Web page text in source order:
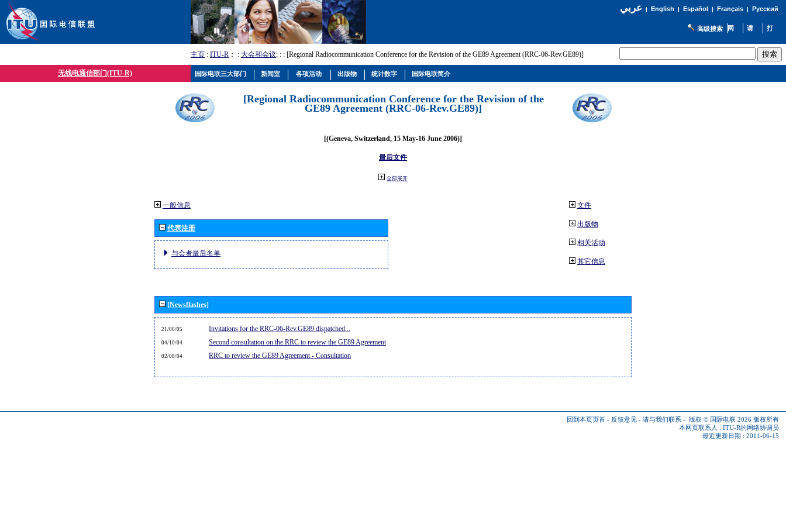
عربي| English | Español | Français| Русский
高级搜索
主页 : ITU-R ； : 大会和会议; : : [Regional Radiocommunication Conference for the Revision of the GE89 Agreement (RRC-06-Rev.GE89)]
无线电通信部门(ITU-R)
[Regional Radiocommunication Conference for the Revision of the
GE89 Agreement (RRC-06-Rev.GE89)]
[(Geneva, Switzerland, 15 May-16 June 2006)]
最后文件
全部展开
一般信息
代表注册
与会者最后名单
文件
出版物
相关活动
其它信息
[Newsflashes]
21/06/05 Invitations for the RRC-06-Rev.GE89 dispatched...
04/10/04 Second consultation on the RRC to review the GE89 Agreement
02/08/04 RRC to review the GE89 Agreement - Consultation
回到本页页首 - 反馈意见 - 请与我们联系 - 版权 © 国际电联 2026 版权所有
本网页联系人 : ITU-R的网络协调员
最近更新日期 : 2011-06-15
国际电联三大部门 新闻室 各项活动 出版物 统计数字 国际电联简介